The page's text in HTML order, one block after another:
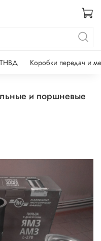
ТНВД Коробки передач и
и поршневые